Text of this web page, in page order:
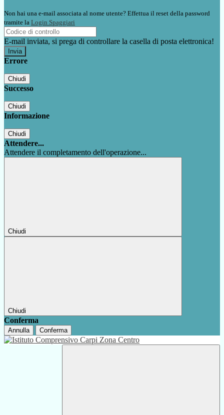
Non hai una e-mail associata al nome utente? Effettua il reset della password
tramite la Login Spaggiari
E-mail inviata, si prega di controllare la casella di posta elettronica!
Errore
Chiudi
Successo
Chiudi
Informazione
Chiudi
Attendere...
Attendere il completamento dell'operazione...
Chiudi
Chiudi
Conferma
Annulla Conferma